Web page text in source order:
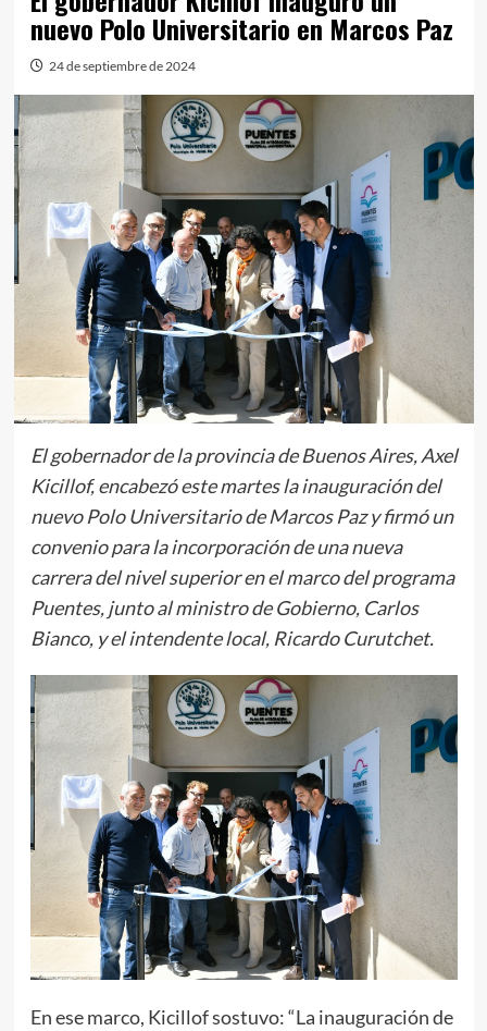
nuevo Polo Universitario en Marcos Paz
24 de septiembre de 2024
El gobernador de la provincia de Buenos Aires, Axel
Kicillof, encabezó este martes la inauguración del
nuevo Polo Universitario de Marcos Paz y firmó un
convenio para la incorporación de una nueva
carrera del nivel superior en el marco del programa
Puentes, junto al ministro de Gobierno, Carlos
Bianco, y el intendente local, Ricardo Curutchet.
En ese marco, Kicillof sostuvo: “La inauguración de